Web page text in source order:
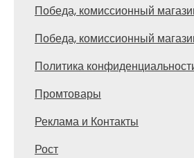
Победа, комиссионный
Победа, комиссионный
Политика
Промтовары
Реклама и Контакты
Рост